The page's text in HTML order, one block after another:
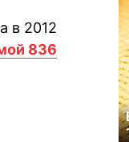
в 2012
836